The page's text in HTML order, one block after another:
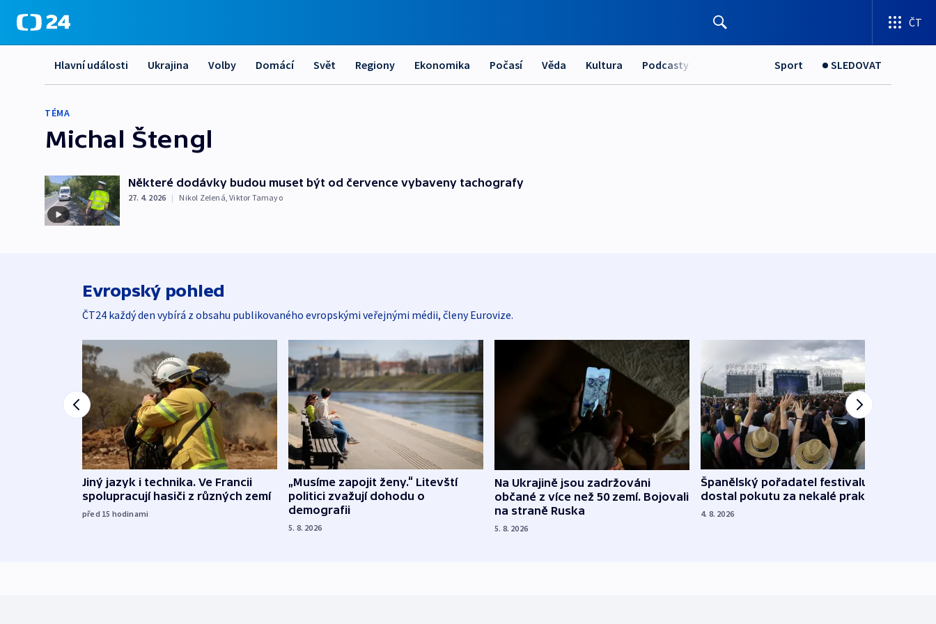
ČT
Hlavní události Ukrajina Volby Domácí Svět Regiony Ekonomika Počasí Věda Kultura Podcasty Sport SLEDOVAT
TÉMA
Michal Štengl
Některé dodávky budou muset být od července vybaveny tachografy
27. 4. 2026 | Nikol Zelená,Viktor Tamayo
Evropský pohled
ČT24 každý den vybírá z obsahu publikovaného evropskými veřejnými médii, členy Eurovize.
Jiný jazyk i technika. Ve Francii
spolupracují hasiči z různých zemí
před 15 hodinami
„Musíme zapojit ženy.“ Litevští
politici zvažují dohodu o
demografii
5. 8. 2026
Na Ukrajině jsou zadržováni
občané z více než 50 zemí. Bojovali
na straně Ruska
5. 8. 2026
Španělský pořadatel festivalu
dostal pokutu za nekalé praktiky
4. 8. 2026